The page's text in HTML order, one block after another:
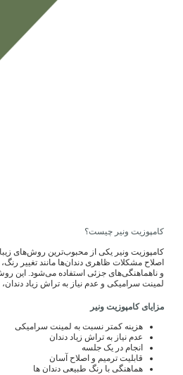
کامپوزیت ونیر چیست؟
کامپوزیت ونیر یکی از محبوب‌ترین روش‌های
اصلاح مشکلات ظاهری دندان‌ها مانند تغییر
و ناهماهنگی‌های جزئی استفاده می‌شود. این
لمینت سرامیکی و عدم نیاز به تراش زیاد دندان،
مزایای کامپوزیت ونیر
هزینه کمتر نسبت به لمینت سرامیکی
عدم نیاز به تراش زیاد دندان
انجام در یک جلسه
قابلیت ترمیم و اصلاح آسان
هماهنگی با رنگ طبیعی دندان ها